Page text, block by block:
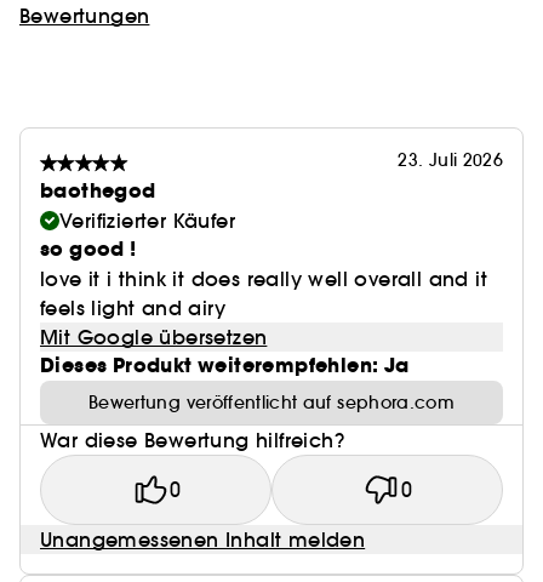
Bewertungen
23. Juli 2026
baothegod
Verifizierter Käufer
so good !
love it i think it does really well overall and it
feels light and airy
Mit Google übersetzen
Dieses Produkt weiterempfehlen: Ja
Bewertung veröffentlicht auf sephora.com
War diese Bewertung hilfreich?
0 0
Unangemessenen Inhalt melden